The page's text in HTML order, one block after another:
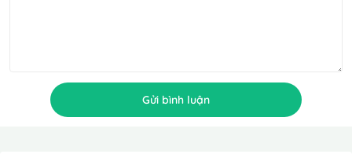
Gửi bình luận